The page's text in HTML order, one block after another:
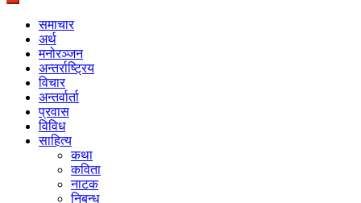
Deepshree Online
News Portal from Nepal
समाचार
अर्थ
मनोरञ्जन
अन्तर्राष्ट्रिय
विचार
अन्तर्वार्ता
प्रवास
विविध
साहित्य
कथा
कविता
नाटक
निबन्ध